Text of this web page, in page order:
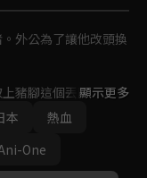
外公為了讓他改頭換
豬腳這個丟臉綽號的
，準備回來展開愛情
班的灰姑娘攪局，
顯示更多
本
熱血
One